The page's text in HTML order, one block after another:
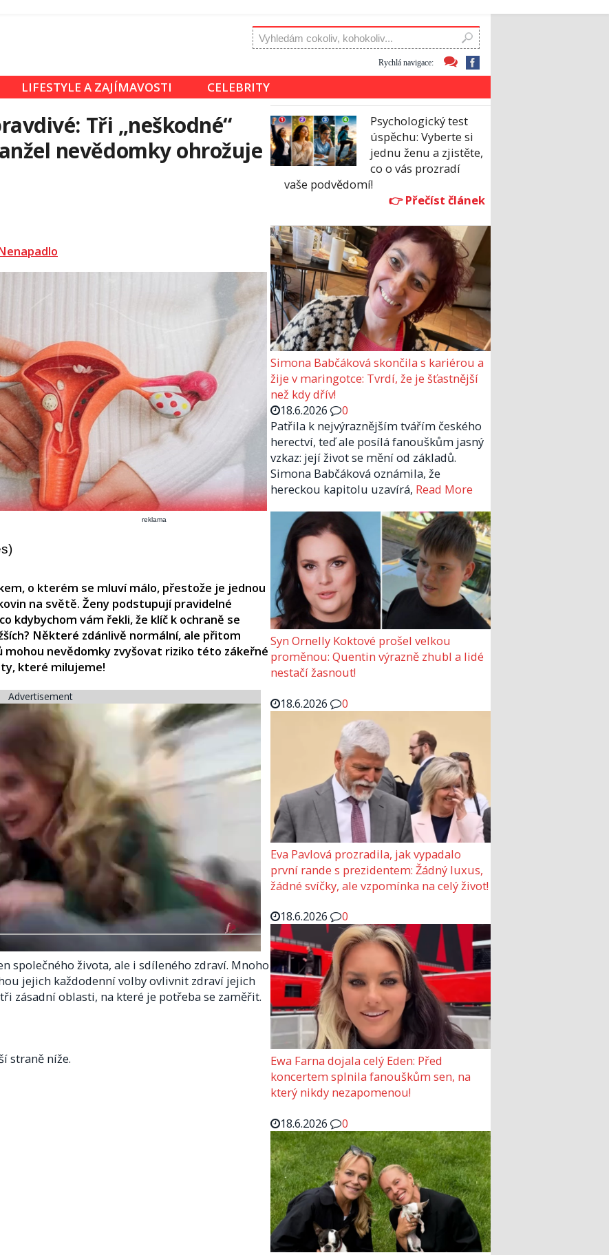
Rychlá navigace:
LIFESTYLE A ZAJÍMAVOSTI CELEBRITY
Tři „neškodné“
nevědomky ohrožuje
reklama
o kterém se mluví málo, přestože je jednou
na světě. Ženy podstupují pravidelné
kdybychom vám řekli, že klíč k ochraně se
Některé zdánlivě normální, ale přitom
nevědomky zvyšovat riziko této zákeřné
které milujeme!
Advertisement
společného života, ale i sdíleného zdraví. Mnoho
jejich každodenní volby ovlivnit zdraví jejich
zásadní oblasti, na které je potřeba se zaměřit.
straně níže.
Psychologický test
úspěchu: Vyberte si
jednu ženu a zjistěte,
co o vás prozradí
vaše podvědomí!
Simona Babčáková skončila s kariérou a
žije v maringotce: Tvrdí, že je šťastnější
než kdy dřív!
18.6.2026
0
Patřila k nejvýraznějším tvářím českého
herectví, teď ale posílá fanouškům jasný
vzkaz: její život se mění od základů.
Simona Babčáková oznámila, že
hereckou kapitolu uzavírá, Read More
Syn Ornelly Koktové prošel velkou
proměnou: Quentin výrazně zhubl a lidé
nestačí žasnout!
18.6.2026
0
Eva Pavlová prozradila, jak vypadalo
první rande s prezidentem: Žádný luxus,
žádné svíčky, ale vzpomínka na celý život!
18.6.2026
0
Ewa Farna dojala celý Eden: Před
koncertem splnila fanouškům sen, na
který nikdy nezapomenou!
18.6.2026
0